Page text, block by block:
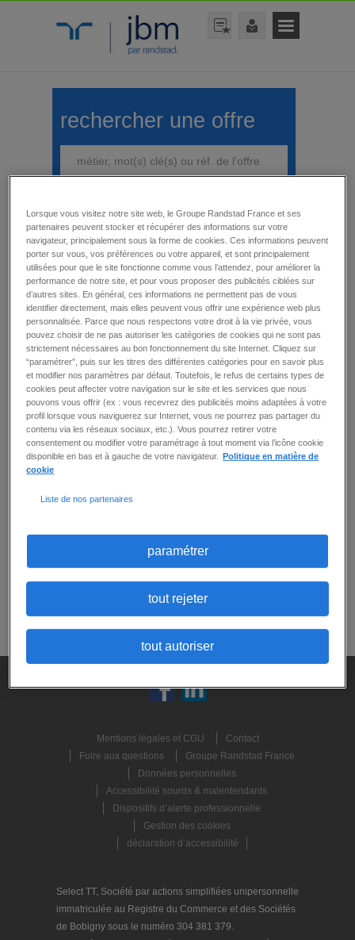
Emploi en vacation
Page 3 sur 2
23offre(s) créer une alerte
par page
Vous pouvez modifier vos critères de recherche
rechercher une offre
rechercher
affiner votre recherche
Mentions légales et CGU
Contact
Foire aux questions
Groupe Randstad France
Données personnelles
Accessibilité sourds & malentendants
Dispositifs d’alerte professionnelle
Gestion des cookies
déclaration d’accessibilité
Select TT, Société par actions simplifiées unipersonnelle
immatriculée au Registre du Commerce et des Sociétés
de Bobigny sous le numéro 304 381 379.
Lorsque vous visitez notre site web, le Groupe Randstad France et ses
partenaires peuvent stocker et récupérer des informations sur votre
navigateur, principalement sous la forme de cookies. Ces informations peuvent
porter sur vous, vos préférences ou votre appareil, et sont principalement
utilisées pour que le site fonctionne comme vous l’attendez, pour améliorer la
performance de notre site, et pour vous proposer des publicités ciblées sur
d’autres sites. En général, ces informations ne permettent pas de vous
identifier directement, mais elles peuvent vous offrir une expérience web plus
personnalisée. Parce que nous respectons votre droit à la vie privée, vous
pouvez choisir de ne pas autoriser les catégories de cookies qui ne sont pas
strictement nécessaires au bon fonctionnement du site Internet. Cliquez sur
“paramétrer”, puis sur les titres des différentes catégories pour en savoir plus
et modifier nos paramètres par défaut. Toutefois, le refus de certains types de
cookies peut affecter votre navigation sur le site et les services que nous
pouvons vous offrir (ex : vous recevrez des publicités moins adaptées à votre
profil lorsque vous naviguerez sur Internet, vous ne pourrez pas partager du
contenu via les réseaux sociaux, etc.). Vous pourrez retirer votre
consentement ou modifier votre paramétrage à tout moment via l’icône cookie
disponible en bas et à gauche de votre navigateur.
Politique en matière de
cookie
Liste de nos partenaires
paramétrer
tout rejeter
tout autoriser